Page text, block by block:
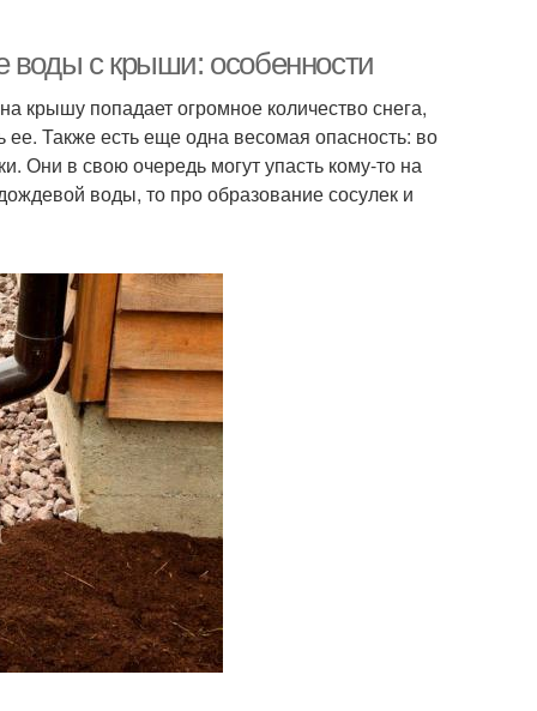
воды с крыши: особенности
крышу попадает огромное количество снега,
Также есть еще одна весомая опасность: во
Они в свою очередь могут упасть кому-то на
воды, то про образование сосулек и